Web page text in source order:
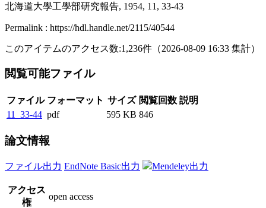
北海道大學工學部研究報告, 1954, 11, 33-43
Permalink : https://hdl.handle.net/2115/40544
このアイテムのアクセス数:1,236件 （2026-08-09 16:33 集計）
閲覧可能ファイル
ファイル フォーマット サイズ 閲覧回数 説明
11_33-44 pdf 595 KB 846
論文情報
ファイル出力 EndNote Basic出力 Mendeley出力
アクセス
権
open access